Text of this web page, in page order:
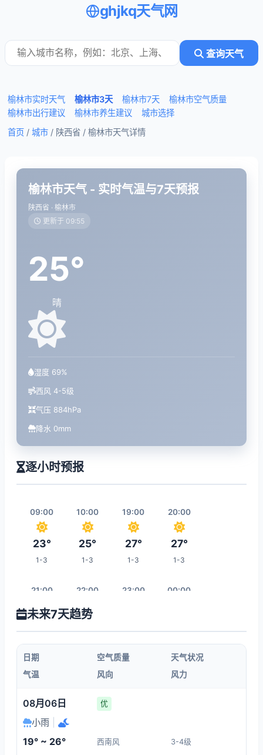
ghjkq天气网
查询天气
榆林市实时天气 榆林市3天 榆林市7天
榆林市空气质量
榆林市出行建议
榆林市养生建议
城市选择
首页 / 城市 / 陕西省 / 榆林市天气详情
榆林市天气 - 实时气温与7天预报
陕西省 · 榆林市
更新于 09:55
25°
晴
湿度 69%
西风 4-5级
气压 884hPa
降水 0mm
逐小时预报
09:00
23°
1-3
10:00
25°
1-3
19:00
27°
1-3
20:00
27°
1-3
21:00
25°
22:00
24°
23:00 00:00
01:00
21°
1-3
02:00 04:00
11:00 05:00 07:00
未来7天趋势
日期 空气质量
天气状况
气温
风向 风力
08月06日 优
小雨
19° ~ 26° 西南风 3-4级